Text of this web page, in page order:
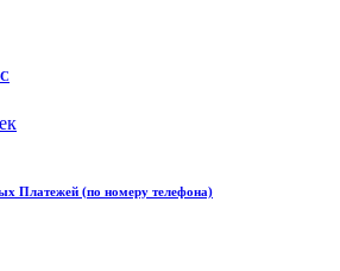
Платежей (по номеру телефона)